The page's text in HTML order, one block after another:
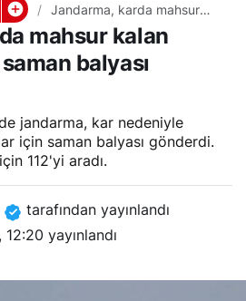
Jandarma, karda mahsur
kalan hayvanlar için saman
balyası ulaştırdı
mahsur kalan
balyası
jandarma, kar nedeniyle
için saman balyası gönderdi.
112'yi aradı.
tarafından yayınlandı
12:20 yayınlandı